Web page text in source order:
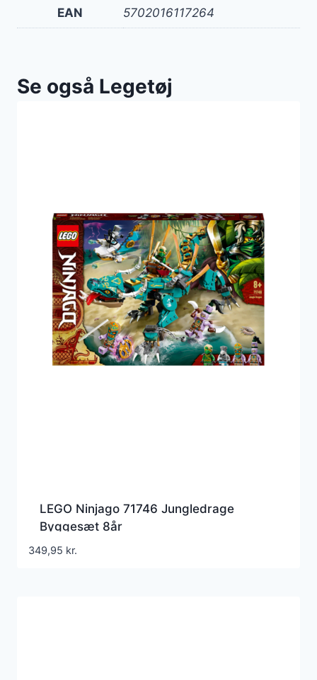
EAN 5702016117264
Se også Legetøj
LEGO Ninjago 71746 Jungledrage
Byggesæt 8år
349,95 kr.